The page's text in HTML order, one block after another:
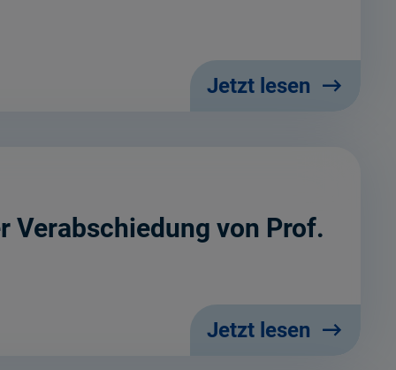
Jetzt lesen
Verabschiedung von Prof.
Jetzt lesen